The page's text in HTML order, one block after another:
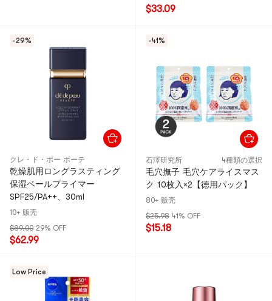
$33.09
-29%
クレ・ド・ポー ボーテ
乾燥肌用ロングラスティング
保湿ベールプライマー
SPF25/PA++、30ml
10+ 贩壳
$89.00 29% OFF
$62.99
-41%
石澤研究所 4種類の選択
毛穴撫子 毛穴ケアライスマス
ク 10枚入×2【徳用パック】
80+ 贩壳
$25.98 41% OFF
$15.18
Low Price